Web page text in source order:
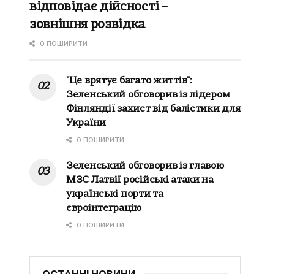
відповідає дійсності –
зовнішня розвідка
0 ПОШИРИТИ
"Це врятує багато життів":
Зеленський обговорив із лідером
Фінляндії захист від балістики для
України
0 ПОШИРИТИ
Зеленський обговорив із главою
МЗС Латвії російські атаки на
українські порти та
євроінтеграцію
0 ПОШИРИТИ